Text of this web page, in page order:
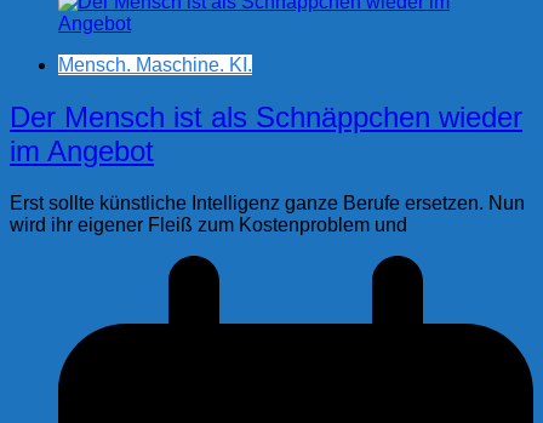
Mensch. Maschine. KI.
Der Mensch ist als Schnäppchen wieder
im Angebot
Erst sollte künstliche Intelligenz ganze Berufe ersetzen. Nun
wird ihr eigener Fleiß zum Kostenproblem und